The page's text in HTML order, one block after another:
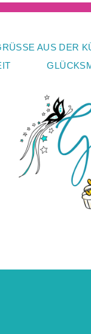
AUS DER